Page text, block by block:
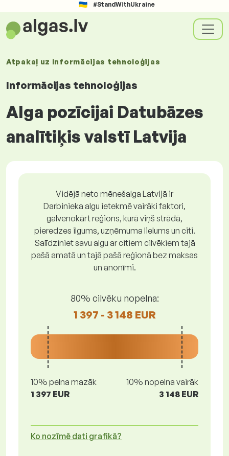
#StandWithUkraine
Atpakaļ uz Informācijas tehnoloģijas
Informācijas tehnoloģijas
Alga pozīcijai Datubāzes
analītiķis valstī Latvija
Vidējā neto mēnešalga Latvijā ir
Darbinieka algu ietekmē vairāki faktori,
galvenokārt reģions, kurā viņš strādā,
pieredzes ilgums, uzņēmuma lielums un citi.
Salīdziniet savu algu ar citiem cilvēkiem tajā
pašā amatā un tajā pašā reģionā bez maksas
un anonīmi.
80% cilvēku nopelna:
1 397 - 3 148 EUR
10% pelna mazāk
1 397 EUR
10% nopelna vairāk
3 148 EUR
Ko nozīmē dati grafikā?